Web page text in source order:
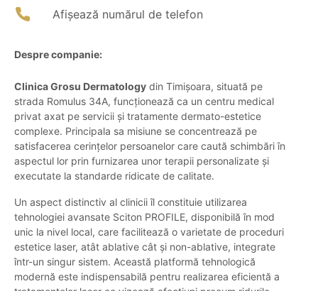
Afișează numărul de telefon
Despre companie:
Clinica Grosu Dermatology din Timișoara, situată pe
strada Romulus 34A, funcționează ca un centru medical
privat axat pe servicii și tratamente dermato-estetice
complexe. Principala sa misiune se concentrează pe
satisfacerea cerințelor persoanelor care caută schimbări în
aspectul lor prin furnizarea unor terapii personalizate și
executate la standarde ridicate de calitate.
Un aspect distinctiv al clinicii îl constituie utilizarea
tehnologiei avansate Sciton PROFILE, disponibilă în mod
unic la nivel local, care facilitează o varietate de proceduri
estetice laser, atât ablative cât și non-ablative, integrate
într-un singur sistem. Această platformă tehnologică
modernă este indispensabilă pentru realizarea eficientă a